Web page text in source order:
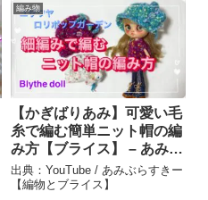
編み物
【かぎばりあみ】可愛い毛
糸で編む簡単ニット帽の編
み方【ブライス】 – あみぶ
らすきー【編物とブライ
ス】
出典：YouTube / あみぶらすきー
【編物とブライス】